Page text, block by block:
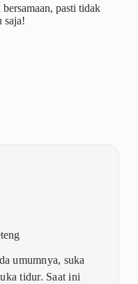
pasti tidak
saja!
umumnya, suka
tidur. Saat ini